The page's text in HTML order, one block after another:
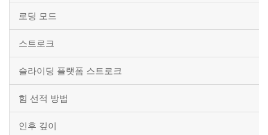
로딩 모드
스트로크
슬라이딩 플랫폼 스트로크
힘 선적 방법
인후 깊이